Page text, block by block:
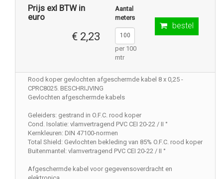
Prijs exl BTW in
euro
€ 2,23
Aantal
meters
per 100
mtr
bestel
Rood koper gevlochten afgeschermde kabel 8 x 0,25 -
CPRC8025. BESCHRIJVING
Gevlochten afgeschermde kabels
Geleiders: gestrand in O.F.C. rood koper
Cond. Isolatie: vlamvertragend PVC CEI 20-22 / II °
Kernkleuren: DIN 47100-normen
Total Shield: Gevlochten bekleding van 85% O.F.C. rood koper
Buitenmantel: vlamvertragend PVC CEI 20-22 / II °
Afgeschermde kabel voor gegevensoverdracht en